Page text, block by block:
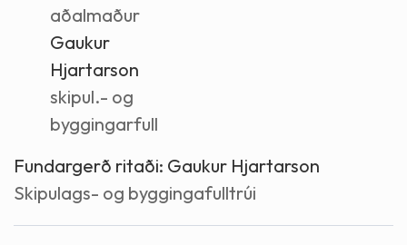
aðalmaður
Gaukur
Hjartarson
skipul.- og
byggingarfull
Fundargerð ritaði: Gaukur Hjartarson
Skipulags- og byggingafulltrúi